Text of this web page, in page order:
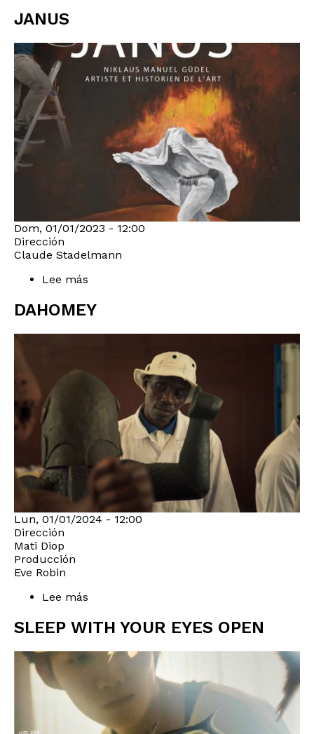
1996
JANUS
Dom, 01/01/2023 - 12:00
Dirección
Claude Stadelmann
Lee más
DAHOMEY
Lun, 01/01/2024 - 12:00
Dirección
Mati Diop
Producción
Eve Robin
Lee más
SLEEP WITH YOUR EYES OPEN